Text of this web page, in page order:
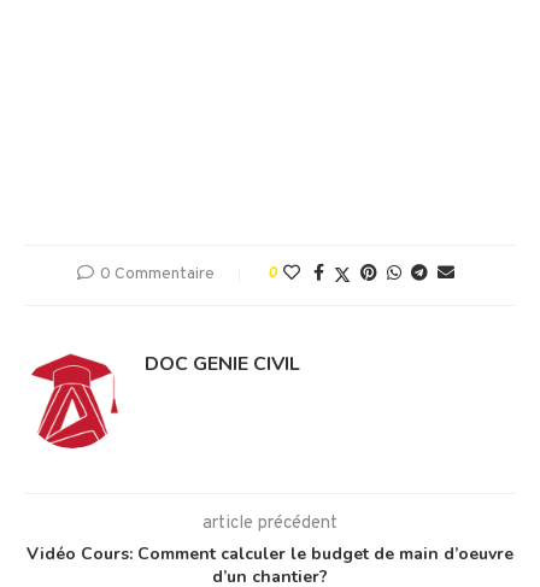
0 Commentaire 0
DOC GENIE CIVIL
article précédent
Vidéo Cours: Comment calculer le budget de main d’oeuvre
d’un chantier?